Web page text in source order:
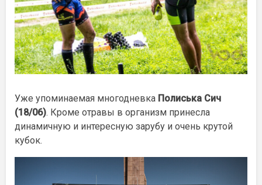
Уже упоминаемая многодневка Полиська Сич
(18/06). Кроме отравы в организм принесла
динамичную и интересную зарубу и очень крутой
кубок.